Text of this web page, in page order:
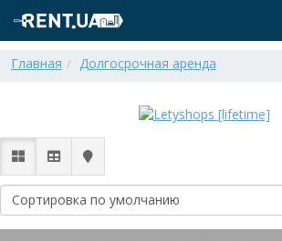
Главная Долгосрочная аренда